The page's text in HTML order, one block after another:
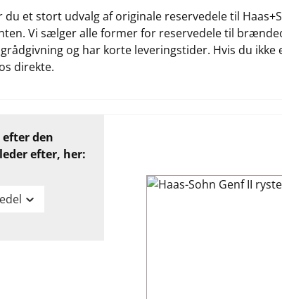
du et stort udvalg af originale reservedele til
Vi sælger alle former for reservedele til
og har korte leveringstider. Hvis du ikke
direkte.
den
efter, her: